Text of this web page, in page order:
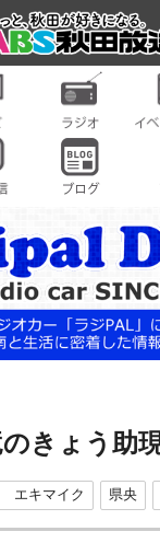
きょう助
エキマイク 県央